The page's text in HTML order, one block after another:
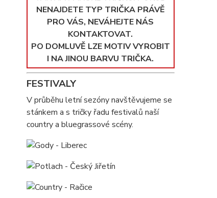
NENAJDETE TYP TRIČKA PRÁVĚ
PRO VÁS, NEVÁHEJTE NÁS
KONTAKTOVAT.
PO DOMLUVĚ LZE MOTIV VYROBIT
I NA JINOU BARVU TRIČKA.
FESTIVALY
V průběhu letní sezóny navštěvujeme se
stánkem a s tričky řadu festivalů naší
country a bluegrassové scény.